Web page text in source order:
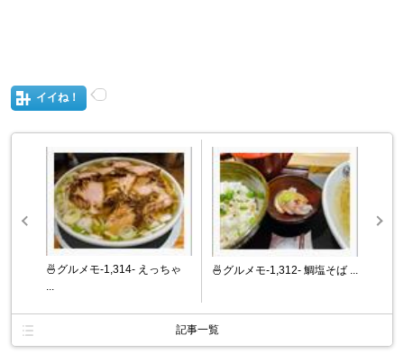
イイね！
🍜グルメモ-1,314- えっちゃ
...
🍜グルメモ-1,312- 鯛塩そば ...
記事一覧